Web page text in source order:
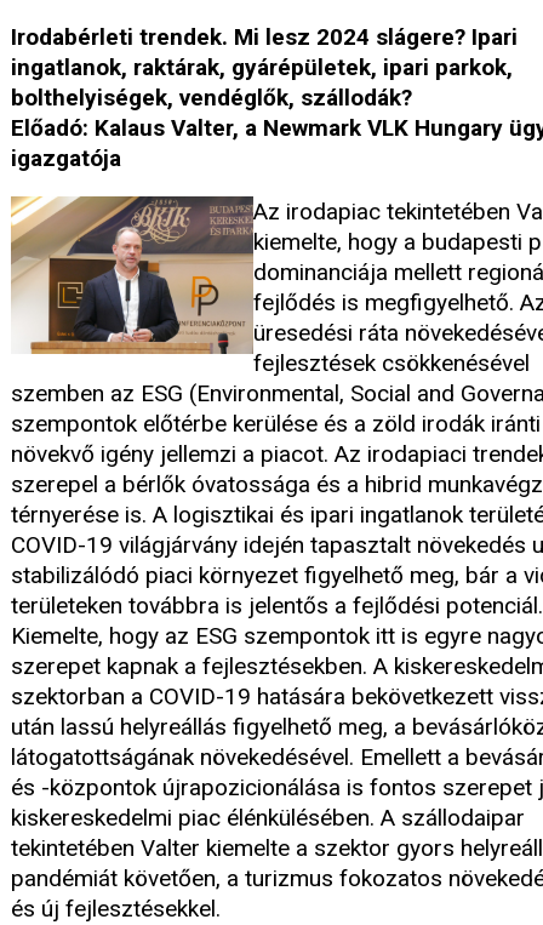
Irodabérleti trendek. Mi lesz 2024 slágere? Ipari
ingatlanok, raktárak, gyárépületek, ipari parkok,
bolthelyiségek, vendéglők, szállodák?
Előadó: Kalaus Valter, a Newmark VLK Hungary
igazgatója
Az irodapiac tekintetében
kiemelte, hogy a budapesti
dominanciája mellett
fejlődés is megfigyelhető.
üresedési ráta
fejlesztések csökkenésével
szemben az ESG (Environmental, Social and
szempontok előtérbe kerülése és a zöld irodák iránti
növekvő igény jellemzi a piacot. Az irodapiaci
szerepel a bérlők óvatossága és a hibrid
térnyerése is. A logisztikai és ipari ingatlanok
COVID-19 világjárvány idején tapasztalt növekedés
stabilizálódó piaci környezet figyelhető meg, bár a
területeken továbbra is jelentős a fejlődési potenciál.
Kiemelte, hogy az ESG szempontok itt is egyre
szerepet kapnak a fejlesztésekben. A
szektorban a COVID-19 hatására bekövetkezett
után lassú helyreállás figyelhető meg, a
látogatottságának növekedésével. Emellett a
és -központok újrapozicionálása is fontos szerepet
kiskereskedelmi piac élénkülésében. A szállodaipar
tekintetében Valter kiemelte a szektor gyors
pandémiát követően, a turizmus fokozatos
és új fejlesztésekkel.